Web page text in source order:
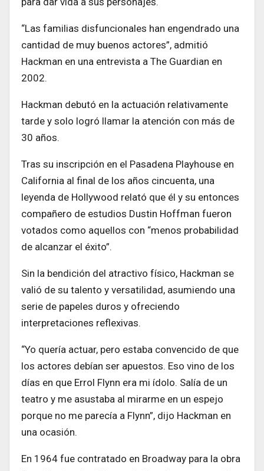
“Las familias disfuncionales han engendrado una
cantidad de muy buenos actores”, admitió
Hackman en una entrevista a The Guardian en
2002.
Hackman debutó en la actuación relativamente
tarde y solo logró llamar la atención con más de
30 años.
Tras su inscripción en el Pasadena Playhouse en
California al final de los años cincuenta, una
leyenda de Hollywood relató que él y su entonces
compañero de estudios Dustin Hoffman fueron
votados como aquellos con “menos probabilidad
de alcanzar el éxito”.
Sin la bendición del atractivo físico, Hackman se
valió de su talento y versatilidad, asumiendo una
serie de papeles duros y ofreciendo
interpretaciones reflexivas.
“Yo quería actuar, pero estaba convencido de que
los actores debían ser apuestos. Eso vino de los
días en que Errol Flynn era mi ídolo. Salía de un
teatro y me asustaba al mirarme en un espejo
porque no me parecía a Flynn”, dijo Hackman en
una ocasión.
En 1964 fue contratado en Broadway para la obra